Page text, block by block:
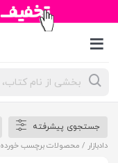
جستجوی
محصولات
جستجوی پیشرفته
دادبازار / محصولات برچسب خورده